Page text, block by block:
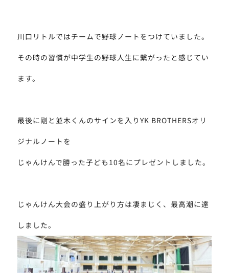
川口リトルではチームで野球ノートをつけていました。
その時の習慣が中学生の野球人生に繋がったと感じてい
ます。
最後に剛と並木くんのサインを入りYK BROTHERSオリ
ジナルノートを
じゃんけんで勝った子ども10名にプレゼントしました。
じゃんけん大会の盛り上がり方は凄まじく、最高潮に達
しました。